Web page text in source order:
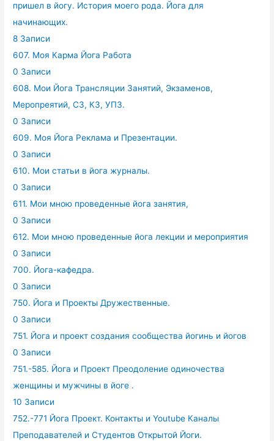
пришел в йогу. История моего рода. Йога для
начинающих.
8 Записи
607. Моя Карма Йога Работа
0 Записи
608. Мои Йога Трансляции Занятий, Экзаменов,
Меропреятий, СЗ, КЗ, УПЗ.
0 Записи
609. Моя Йога Реклама и Презентации.
0 Записи
610. Мои статьи в йога журналы.
0 Записи
611. Мои мною проведенные йога занятия,
0 Записи
612. Мои мною проведенные йога лекции и мероприятия
0 Записи
700. Йога-кафедра.
0 Записи
750. Йога и Проекты Дружественные.
0 Записи
751. Йога и проект создания сообщества йогинь и йогов
0 Записи
751.-585. Йога и Проект Преодоление одиночества
женщины и мужчины в йоге .
10 Записи
752.-771 Йога Проект. Контакты и Youtube Каналы
Преподавателей и Студентов Открытой Йоги.